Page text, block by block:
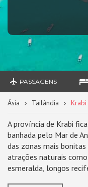
PASSAGENS
Ásia Tailândia Krabi
A província de Krabi
banhada pelo Mar de
das zonas mais
atrações naturais
esmeralda, longos